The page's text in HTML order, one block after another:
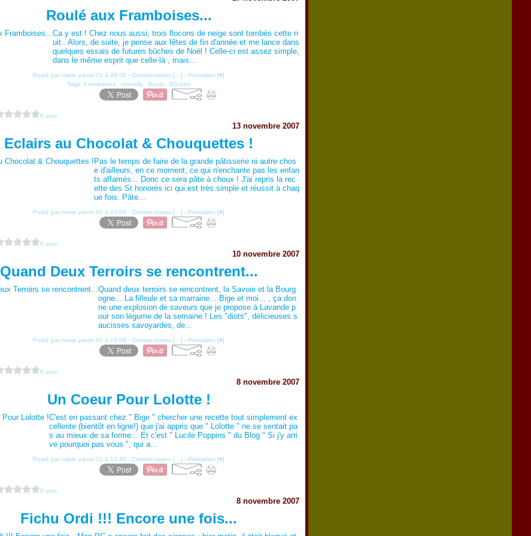
Roulé aux Framboises...
Ca y est ! Chez nous aussi, trois flocons de neige sont tombés cette n
uit.. Alors, de suite, je pense aux fêtes de fin d'année et me lance dans
quelques essais de futures bûches de Noël ! Celle-ci est assez simple,
dans le même esprit que celle-là , mais...
Posté par marie pierre 01 à 09:38 - Commentaires [ ] - Permalien [#]
Tags: Framboises chantilly, Roulé Bûches
0 vote
13 novembre 2007
Eclairs au Chocolat & Chouquettes !
Pas le temps de faire de la grande pâtisserie ni autre chos
e d'ailleurs, en ce moment, ce qui n'enchante pas les enfan
ts affamés... Donc ce sera pâte à choux ! J'ai repris la rec
ette des St honorés ici qui est très simple et réussit à chaq
ue fois. Pâte...
Posté par marie pierre 01 à 10:04 - Commentaires [ ] - Permalien [#]
0 vote
10 novembre 2007
Quand Deux Terroirs se rencontrent...
Quand deux terroirs se rencontrent, la Savoie et la Bourg
ogne... La filleule et sa marraine... Bige et moi... , ça don
ne une explosion de saveurs que je propose à Lavande p
our son légume de la semaine ! Les "diots", délicieuses s
aucisses savoyardes, de...
Posté par marie pierre 01 à 15:09 - Commentaires [ ] - Permalien [#]
0 vote
8 novembre 2007
Un Coeur Pour Lolotte !
C'est en passant chez " Bige " chercher une recette tout simplement ex
cellente (bientôt en ligne!) que j'ai appris que " Lolotte " ne se sentait pa
s au mieux de sa forme... Et c'est " Lucile Poppins " du Blog " Si j'y arri
ve pourquoi pas vous ", qui a...
Posté par marie pierre 01 à 15:49 - Commentaires [ ] - Permalien [#]
0 vote
8 novembre 2007
Fichu Ordi !!! Encore une fois...